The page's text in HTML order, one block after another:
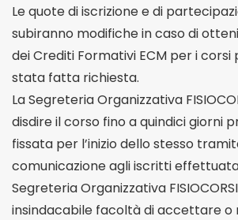
Le quote di iscrizione e di
subiranno modifiche in caso di
dei Crediti Formativi ECM per i corsi
stata fatta richiesta.
La Segreteria Organizzativa
disdire il corso fino a quindici giorni
fissata per l’inizio dello stesso
comunicazione agli iscritti
Segreteria Organizzativa
insindacabile facoltà di accettare o